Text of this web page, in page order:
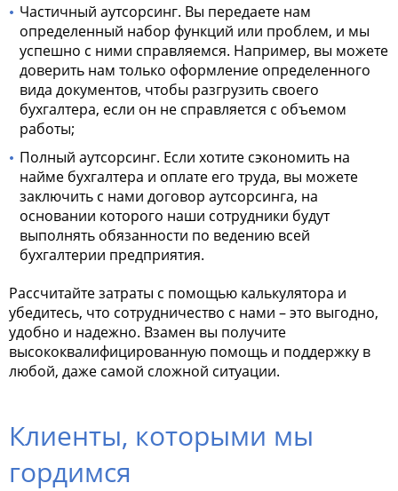
Частичный аутсорсинг. Вы передаете нам
определенный набор функций или проблем, и мы
успешно с ними справляемся. Например, вы можете
доверить нам только оформление определенного
вида документов, чтобы разгрузить своего
бухгалтера, если он не справляется с объемом
работы;
Полный аутсорсинг. Если хотите сэкономить на
найме бухгалтера и оплате его труда, вы можете
заключить с нами договор аутсорсинга, на
основании которого наши сотрудники будут
выполнять обязанности по ведению всей
бухгалтерии предприятия.
Рассчитайте затраты с помощью калькулятора и
убедитесь, что сотрудничество с нами – это выгодно,
удобно и надежно. Взамен вы получите
высококвалифицированную помощь и поддержку в
любой, даже самой сложной ситуации.
Клиенты, которыми мы
гордимся